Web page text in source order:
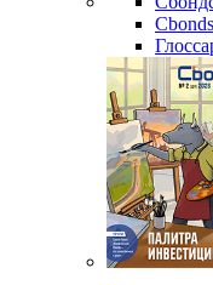
Новости &